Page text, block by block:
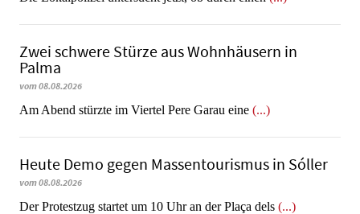
Zwei schwere Stürze aus Wohnhäusern in
Palma
vom 08.08.2026
Am Abend stürzte im Viertel Pere Garau eine (...)
Heute Demo gegen Massentourismus in Sóller
vom 08.08.2026
Der Protestzug startet um 10 Uhr an der Plaça dels (...)